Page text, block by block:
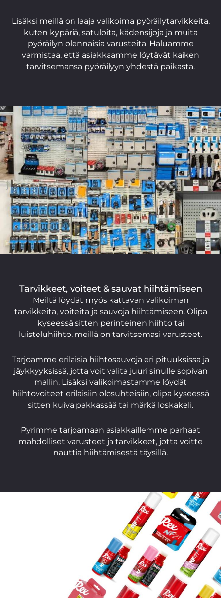
Lisäksi meillä on laaja valikoima pyöräilytarvikkeita,
kuten kypäriä, satuloita, kädensijoja ja muita
pyöräilyn olennaisia varusteita. Haluamme
varmistaa, että asiakkaamme löytävät kaiken
tarvitsemansa pyöräilyyn yhdestä paikasta.
Tarvikkeet, voiteet & sauvat hiihtämiseen
Meiltä löydät myös kattavan valikoiman
tarvikkeita, voiteita ja sauvoja hiihtämiseen. Olipa
kyseessä sitten perinteinen hiihto tai
luisteluhiihto, meillä on tarvitsemasi varusteet.
Tarjoamme erilaisia hiihtosauvoja eri pituuksissa ja
jäykkyyksissä, jotta voit valita juuri sinulle sopivan
mallin. Lisäksi valikoimastamme löydät
hiihtovoiteet erilaisiin olosuhteisiin, olipa kyseessä
sitten kuiva pakkassää tai märkä loskakeli.
Pyrimme tarjoamaan asiakkaillemme parhaat
mahdolliset varusteet ja tarvikkeet, jotta voitte
nauttia hiihtämisestä täysillä.